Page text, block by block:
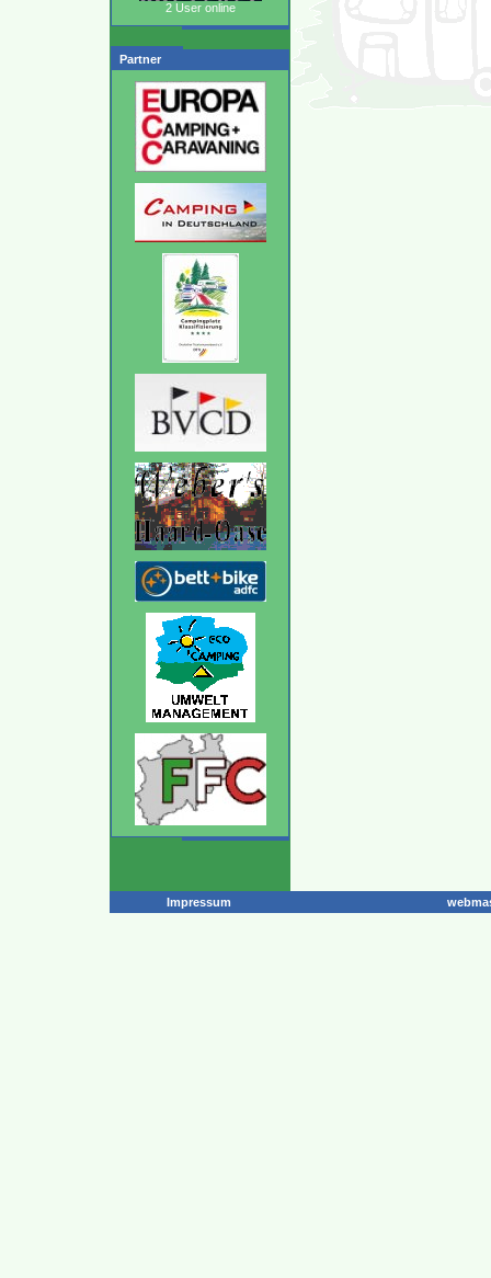
2 User online
Partner
Impressum